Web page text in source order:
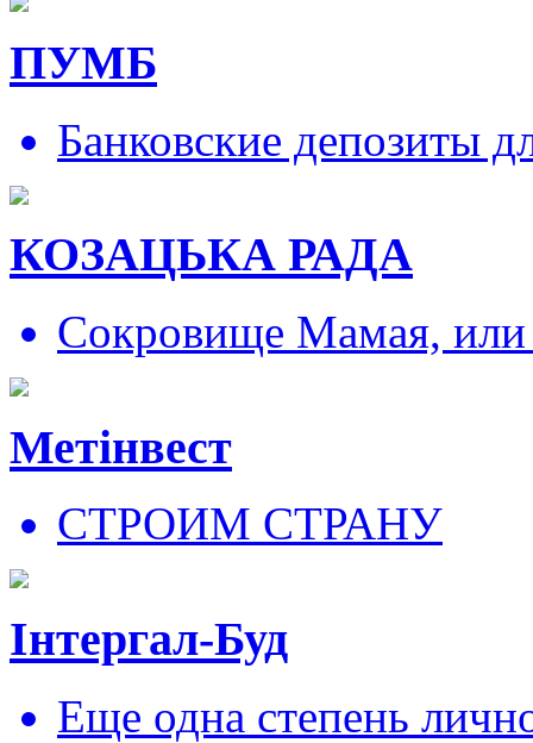
ПУМБ
Банковские депозиты
КОЗАЦЬКА РАДА
Сокровище Мамая, или
Метінвест
СТРОИМ СТРАНУ
Інтергал-Буд
Еще одна степень